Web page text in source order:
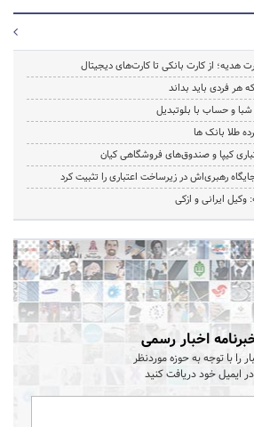
هدیه؛ از کارت بانکی تا کارت‌های دیجیتال
هر فردی باید بداند
و حساب با بلوتبدیل
طلا بانک ها
کیپا و صندوق‌های فروشگاهی کیان
ایرانی و ازکی
اخبار رسمی
را با توجه به حوزه موردنظر
در ایمیل خود دریافت کنید